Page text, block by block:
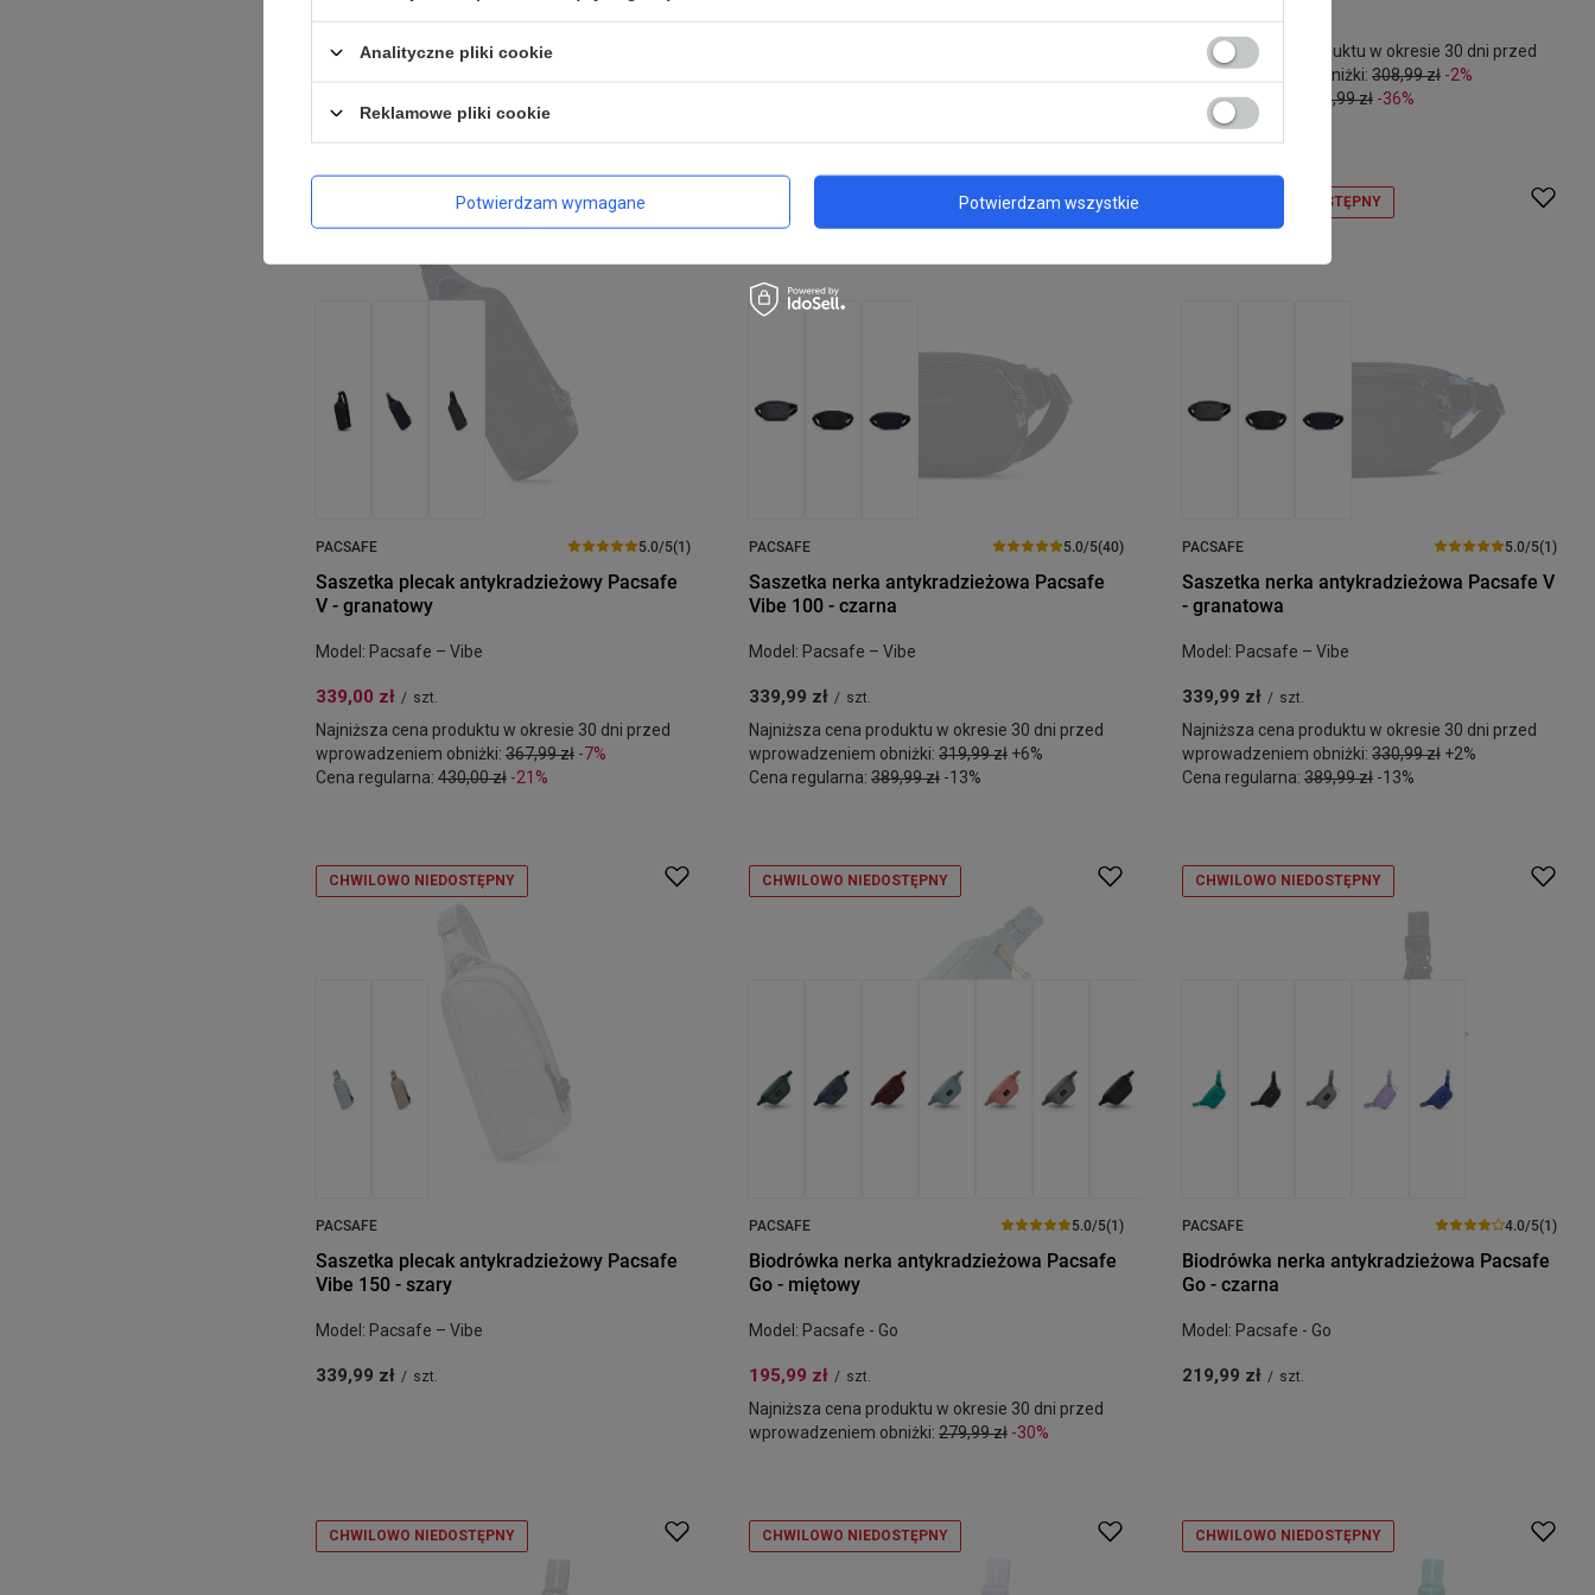
Najniższa cena produktu w okresie 30 dni przed
wprowadzeniem obniżki: 308,99 zł -2%
Cena regularna:
469,99 zł -36%
CHWILOWO NIEDOSTĘPNY
PACSAFE 5.0/5(1)
Saszetka plecak antykradzieżowy Pacsafe
V - granatowy
Model: Pacsafe – Vibe
339,00 zł / szt.
Najniższa cena produktu w okresie 30 dni przed
wprowadzeniem obniżki: 367,99 zł -7%
Cena regularna: 430,00 zł -21%
PACSAFE 5.0/5(40)
Saszetka nerka antykradzieżowa Pacsafe
Vibe 100 - czarna
Model: Pacsafe – Vibe
339,99 zł / szt.
Najniższa cena produktu w okresie 30 dni przed
wprowadzeniem obniżki: 319,99 zł +6%
Cena regularna: 389,99 zł -13%
CHWILOWO NIEDOSTĘPNY
PACSAFE 5.0/5(1)
Saszetka nerka antykradzieżowa Pacsafe V
- granatowa
Model: Pacsafe – Vibe
339,99 zł / szt.
Najniższa cena produktu w okresie 30 dni przed
wprowadzeniem obniżki: 330,99 zł +2%
Cena regularna: 389,99 zł -13%
CHWILOWO NIEDOSTĘPNY
PACSAFE
Saszetka plecak antykradzieżowy Pacsafe
Vibe 150 - szary
Model: Pacsafe – Vibe
339,99 zł / szt.
CHWILOWO NIEDOSTĘPNY
PACSAFE 5.0/5(1)
Biodrówka nerka antykradzieżowa Pacsafe
Go - miętowy
Model: Pacsafe - Go
195,99 zł / szt.
Najniższa cena produktu w okresie 30 dni przed
wprowadzeniem obniżki: 279,99 zł -30%
CHWILOWO NIEDOSTĘPNY
PACSAFE 4.0/5(1)
Biodrówka nerka antykradzieżowa Pacsafe
Go - czarna
Model: Pacsafe - Go
219,99 zł / szt.
CHWILOWO NIEDOSTĘPNY CHWILOWO NIEDOSTĘPNY CHWILOWO NIEDOSTĘPNY
Analityczne pliki cookie
Reklamowe pliki cookie
Potwierdzam wymagane Potwierdzam wszystkie